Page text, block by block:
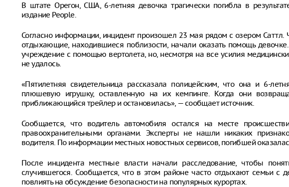
В штате Орегон, США, 6-летняя девочка трагически погибла в
издание People.
Согласно информации, инцидент произошел 23 мая рядом с озером
отдыхающие, находившиеся поблизости, начали оказать помощь
учреждение с помощью вертолета, но, несмотря на все усилия
не удалось.
«Пятилетняя свидетельница рассказала полицейским, что она и 6-
плюшевую игрушку, оставленную на их кемпинге. Когда они
приближающийся трейлер и остановилась», — сообщает источник.
Сообщается, что водитель автомобиля остался на месте
правоохранительными органами. Эксперты не нашли никаких
водителя. По информации местных новостных сервисов, погибшей
После инцидента местные власти начали расследование, чтобы
случившегося. Сообщается, что в этом районе часто отдыхают семьи с
повлиять на обсуждение безопасности на популярных курортах.